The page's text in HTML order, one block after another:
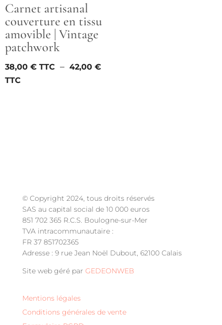
Carnet artisanal
couverture en tissu
amovible | Vintage
patchwork
38,00 € – 42,00 €
© Copyright 2024, tous droits réservés
SAS au capital social de 10 000 euros
851 702 365 R.C.S. Boulogne-sur-Mer
TVA intracommunautaire :
FR 37 851702365
Adresse : 9 rue Jean Noël Dubout, 62100 Calais
Site web géré par GEDEONWEB
Mentions légales
Conditions générales de vente